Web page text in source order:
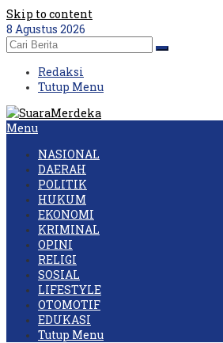
Skip to content
8 Agustus 2026
Redaksi
Tutup Menu
Menu
NASIONAL
DAERAH
POLITIK
HUKUM
EKONOMI
KRIMINAL
OPINI
RELIGI
SOSIAL
LIFESTYLE
OTOMOTIF
EDUKASI
Tutup Menu